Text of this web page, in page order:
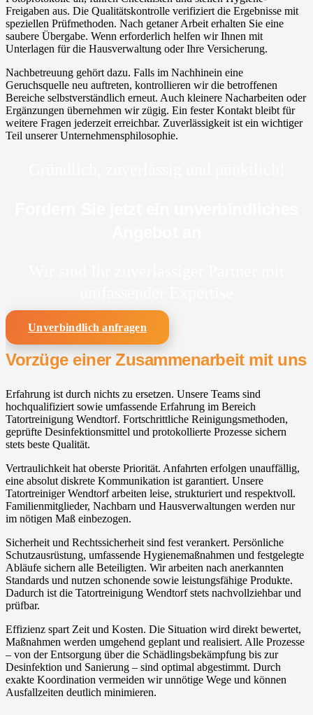
Freigaben aus. Die Qualitätskontrolle verifiziert die Ergebnisse mit
speziellen Prüfmethoden. Nach getaner Arbeit erhalten Sie eine
saubere Übergabe. Wenn erforderlich helfen wir Ihnen mit
Unterlagen für die Hausverwaltung oder Ihre Versicherung.
Nachbetreuung gehört dazu. Falls im Nachhinein eine
Geruchsquelle neu auftreten, kontrollieren wir die betroffenen
Bereiche selbstverständlich erneut. Auch kleinere Nacharbeiten oder
Ergänzungen übernehmen wir zügig. Ein fester Kontakt bleibt für
weitere Fragen jederzeit erreichbar. Zuverlässigkeit ist ein wichtiger
Teil unserer Unternehmensphilosophie.
Unverbindlich anfragen
Vorzüge einer Zusammenarbeit mit uns
Erfahrung ist durch nichts zu ersetzen. Unsere Teams sind
hochqualifiziert sowie umfassende Erfahrung im Bereich
Tatortreinigung Wendtorf. Fortschrittliche Reinigungsmethoden,
geprüfte Desinfektionsmittel und protokollierte Prozesse sichern
stets beste Qualität.
Vertraulichkeit hat oberste Priorität. Anfahrten erfolgen unauffällig,
eine absolut diskrete Kommunikation ist garantiert. Unsere
Tatortreiniger Wendtorf arbeiten leise, strukturiert und respektvoll.
Familienmitglieder, Nachbarn und Hausverwaltungen werden nur
im nötigen Maß einbezogen.
Sicherheit und Rechtssicherheit sind fest verankert. Persönliche
Schutzausrüstung, umfassende Hygienemaßnahmen und festgelegte
Abläufe sichern alle Beteiligten. Wir arbeiten nach anerkannten
Standards und nutzen schonende sowie leistungsfähige Produkte.
Dadurch ist die Tatortreinigung Wendtorf stets nachvollziehbar und
prüfbar.
Effizienz spart Zeit und Kosten. Die Situation wird direkt bewertet,
Maßnahmen werden umgehend geplant und realisiert. Alle Prozesse
– von der Entsorgung über die Schädlingsbekämpfung bis zur
Desinfektion und Sanierung – sind optimal abgestimmt. Durch
exakte Koordination vermeiden wir unnötige Wege und können
Ausfallzeiten deutlich minimieren.